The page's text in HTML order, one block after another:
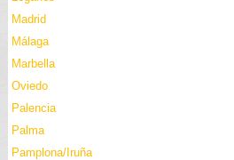
Madrid
Málaga
Marbella
Oviedo
Palencia
Palma
Pamplona/Iruña